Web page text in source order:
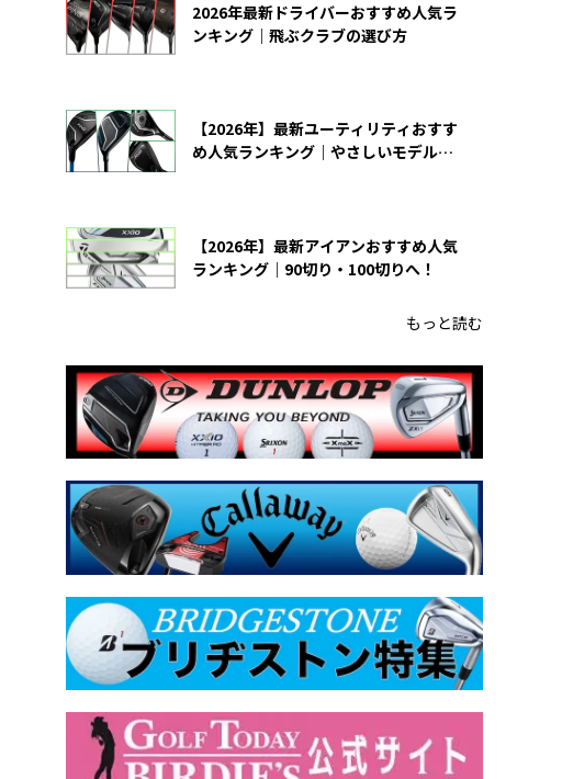
2026年最新ドライバーおすすめ人気ラ
ンキング｜飛ぶクラブの選び方
【2026年】最新ユーティリティおすす
め人気ランキング｜やさしいモデルの
【2026年】最新アイアンおすすめ人気
ランキング｜90切り・100切りへ！
もっと読む